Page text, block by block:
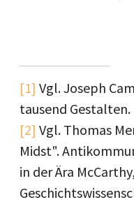
[1] Vgl. Joseph
tausend
[2] Vgl. Thomas
Midst".
in der Ära